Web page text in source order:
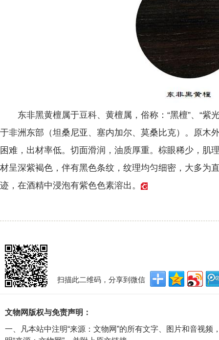
东非黑黄檀属于豆科、黄檀属，俗称：“黑檀”、“紫光
于非洲东部（坦桑尼亚、塞内加尔、莫桑比克）。原木
困难，出材率低。切面滑润，油质厚重。棕眼稀少，肌
材呈深紫褐色，伴有黑色条纹，纹理均匀细密，大多为
迹，在酒精中浸泡有紫色色素溶出。
扫描此二维码，分享到微信
文物网版权与免责声明：
一、凡本站中注明“来源：文物网”的所有文字、图片和音视